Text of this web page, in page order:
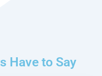
Have to Say